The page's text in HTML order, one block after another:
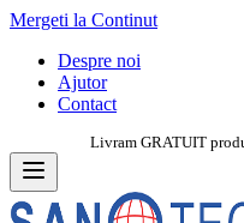
Mergeti la Continut
Despre noi
Ajutor
Contact
Livram GRATUIT